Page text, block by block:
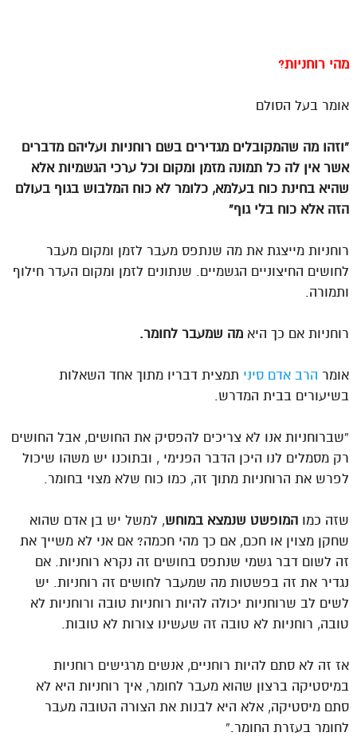
מהי רוחניות?
אומר בעל הסולם
“וזהו מה שהמקובלים מגדירים בשם רוחניות ועליהם מדברים
אשר אין לה כל תמונה מזמן ומקום וכל ערכי הגשמיות אלא
שהיא בחינת כוח בעלמא, כלומר לא כוח המלבוש בגוף בעולם
הזה אלא כוח בלי גוף”
רוחניות מייצגת את מה שנתפס מעבר לזמן ומקום מעבר
לחושים החיצוניים הגשמיים. שנתונים לזמן ומקום העדר חילוף
ותמורה.
רוחניות אם כך היא מה שמעבר לחומר.
אומר הרב אדם סיני תמצית דבריו מתוך אחד השאלות
בשיעורים בבית המדרש.
“שברוחניות אנו לא צריכים להפסיק את החושים, אבל החושים
רק מסמלים לנו היכן הדבר הפנימי , ובתוכנו יש משהו שיכול
לפרש את הרוחניות מתוך זה, כמו כוח שלא מצוי בחומר.
שזה כמו המופשט שנמצא במוחש, למשל יש בן אדם שהוא
שחקן מצוין או חכם, אם כך מהי חכמה? אם אני לא משייך את
זה לשום דבר גשמי שנתפס בחושים זה נקרא רוחניות. אם
נגדיר את זה בפשטות מה שמעבר לחושים זה רוחניות. יש
לשים לב שרוחניות יכולה להיות רוחניות טובה ורוחניות לא
טובה, רוחניות לא טובה זה שעשינו צורות לא טובות.
אז זה לא סתם להיות רוחניים, אנשים מרגישים רוחניות
במיסטיקה ברצון שהוא מעבר לחומר, איך רוחניות היא לא
סתם מיסטיקה, אלא היא לבנות את הצורה הטובה מעבר
לחומר בעזרת החומר.”